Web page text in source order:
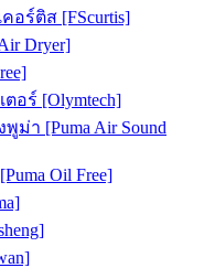
อร์ติส [FScurtis]
Dryer]
อร์ [Olymtech]
ม่า [Puma Air Sound
Oil Free]